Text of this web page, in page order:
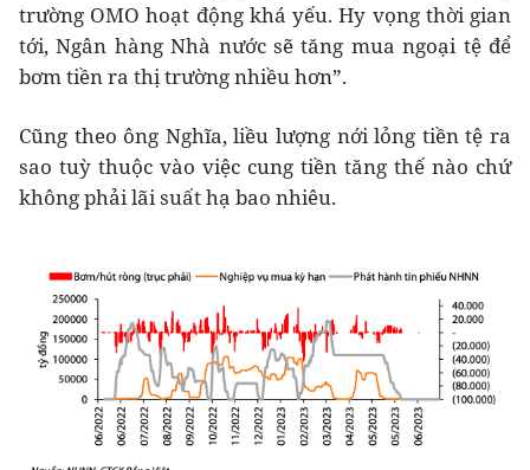
trường OMO hoạt động khá yếu. Hy vọng thời gian
tới, Ngân hàng Nhà nước sẽ tăng mua ngoại tệ để
bơm tiền ra thị trường nhiều hơn”.
Cũng theo ông Nghĩa, liều lượng nới lỏng tiền tệ ra
sao tuỳ thuộc vào việc cung tiền tăng thế nào chứ
không phải lãi suất hạ bao nhiêu.